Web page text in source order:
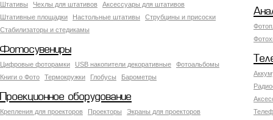
Штативы
Чехлы для штативов
Аксессуары для штативов
Штативные площадки
Настольные штативы
Струбцины и присоски
Стабилизаторы и стедикамы
Фотосувениры
Цифровые фоторамки USB накопители декоративные
Фотоальбомы
Книги о Фото
Термокружки Глобусы Барометры
Проекционное оборудование
Крепления для проекторов Проекторы
Экраны для проекторов